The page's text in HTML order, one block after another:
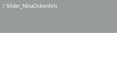
/ Slider_NinaOckenfels